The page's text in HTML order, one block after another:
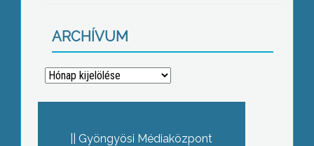
ARCHÍVUM
Archívum
Gyöngyösi Médiaközpont